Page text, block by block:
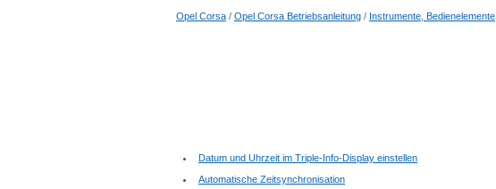
Opel Corsa / Opel Corsa Betriebsanleitung / Instrumente, Bedienelemente
Datum und Uhrzeit im Triple-Info-Display einstellen
Automatische Zeitsynchronisation